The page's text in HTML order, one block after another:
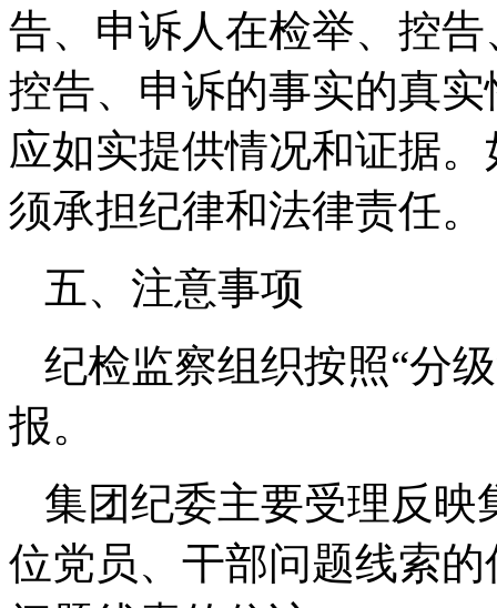
告、申诉人在检举、控
控告、申诉的事实的真
应如实提供情况和证据
须承担纪律和法律责任。
五、注意事项
纪检监察组织按照“分
报。
集团纪委主要受理反映
位党员、干部问题线索